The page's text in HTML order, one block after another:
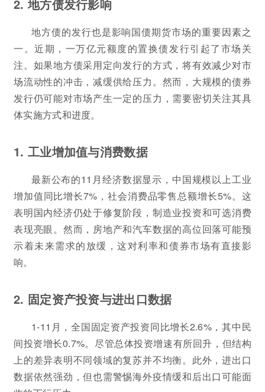
2. 地方债发行影响
地方债的发行也是影响国债期货市场的重要因素之
一。近期，一万亿元额度的置换债发行引起了市场关
注。如果地方债采用定向发行的方式，将有效减少对市
场流动性的冲击，减缓供给压力。然而，大规模的债券
发行仍可能对市场产生一定的压力，需要密切关注其具
体实施方式和进度。
1. 工业增加值与消费数据
最新公布的11月经济数据显示，中国规模以上工业
增加值同比增长7%，社会消费品零售总额增长5%。这
表明国内经济仍处于修复阶段，制造业投资和可选消费
表现亮眼。然而，房地产和汽车数据的高位回落可能预
示着未来需求的放缓，这对利率和债券市场有直接影
响。
2. 固定资产投资与进出口数据
1-11月，全国固定资产投资同比增长2.6%，其中民
间投资增长0.7%。尽管总体投资增速有所回升，但结构
上的差异表明不同领域的复苏并不均衡。此外，进出口
数据依然强劲，但也需警惕海外疫情缓和后出口可能面